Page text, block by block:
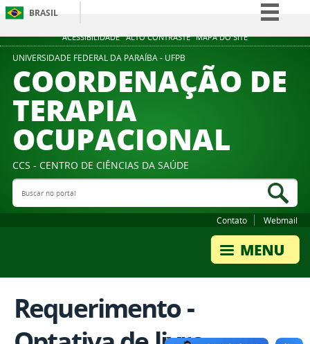
ACESSIBILIDADE ALTO CONTRASTE MAPA DO SITE
BRASIL
Simplifique!
Participe
Acesso à informação
Canais
UNIVERSIDADE FEDERAL DA PARAÍBA - UFPB
COORDENAÇÃO DE
TERAPIA
OCUPACIONAL
CCS - CENTRO DE CIÊNCIAS DA SAÚDE
Buscar no portal
Contato Webmail
Requerimento -